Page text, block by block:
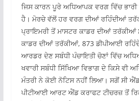
ਜਿਸ ਕਾਰਨ ਪੂਰੇ ਅਧਿਆਪਕ ਵਰਗ ਵਿੱਚ ਭਾਰੀ
ਹੈ। ਮੋਰਚੇ ਵੱਲੋਂ ਹਰ ਵਰਗ ਦੀਆਂ ਰਹਿੰਦੀਆਂ
ਪ੍ਰਾਇਮਰੀ ਤੋਂ ਮਾਸਟਰ ਕਾਡਰ ਦੀਆਂ ਤਰੱਕੀਆਂ
ਕਾਡਰ ਦੀਆਂ ਤਰੱਕੀਆਂ, 873 ਡੀਪੀਆਈ
ਆਰਡਰ ਦੇਣ ਸਬੰਧੀ ਪੰਚਾਇਤੀ ਚੋਣਾਂ ਵਿੱਚ
ਖਵਾਰੀ ਸਬੰਧੀ ਸਿੱਖਿਆ ਵਿਭਾਗ ਦੇ ਕਿਸੇ ਵੀ
ਮੰਤਰੀ ਨੇ ਕੋਈ ਨੋਟਿਸ ਨਹੀਂ ਲਿਆ। ਸਗੋਂ ਸੀ
ਪੀਟੀਆਈ ਆਰਟ ਐਂਡ ਕਰਾਫਟ ਟੀਚਰਜ਼ ਤੋਂ